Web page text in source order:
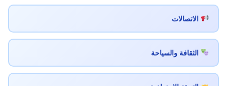
الاتصالات
الثقافة والسياحة